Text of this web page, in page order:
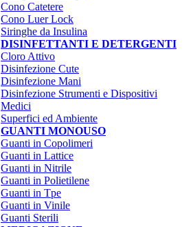
Cono Catetere
Cono Luer Lock
Siringhe da Insulina
DISINFETTANTI E DETERGENTI
Cloro Attivo
Disinfezione Cute
Disinfezione Mani
Disinfezione Strumenti e Dispositivi
Medici
Superfici ed Ambiente
GUANTI MONOUSO
Guanti in Copolimeri
Guanti in Lattice
Guanti in Nitrile
Guanti in Polietilene
Guanti in Tpe
Guanti in Vinile
Guanti Sterili